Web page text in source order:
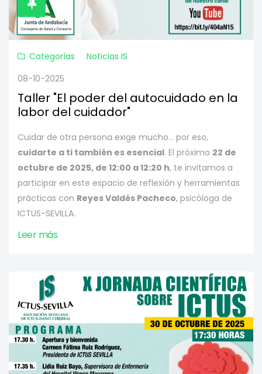
Categorías
Noticias IS
08-10-2025
Taller "El poder del autocuidado en la
labor del cuidador"
Cuidar de otra persona exige mucho… por eso,
cuidarte a ti también es esencial. El próximo 22 de
octubre de 2025, de 12:00 a 12:20 h, te invitamos a
participar en este espacio de reflexión y herramientas
prácticas con Reyes Valdés Pacheco, psicóloga de
ICTUS-SEVILLA.
Leer más